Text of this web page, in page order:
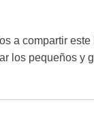
a compartir este
los pequeños y